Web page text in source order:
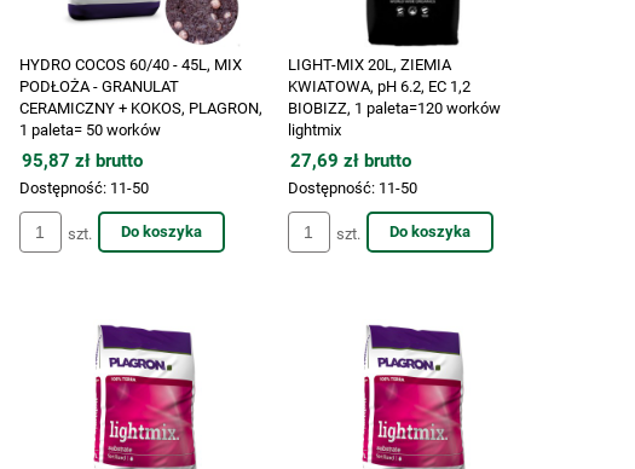
HYDRO COCOS 60/40 - 45L, MIX
PODŁOŻA - GRANULAT
CERAMICZNY + KOKOS, PLAGRON,
1 paleta= 50 worków
95,87 zł brutto
Dostępność: 11-50
szt. Do koszyka
LIGHT-MIX 20L, ZIEMIA
KWIATOWA, pH 6.2, EC 1,2
BIOBIZZ, 1 paleta=120 worków
lightmix
27,69 zł brutto
Dostępność: 11-50
szt. Do koszyka